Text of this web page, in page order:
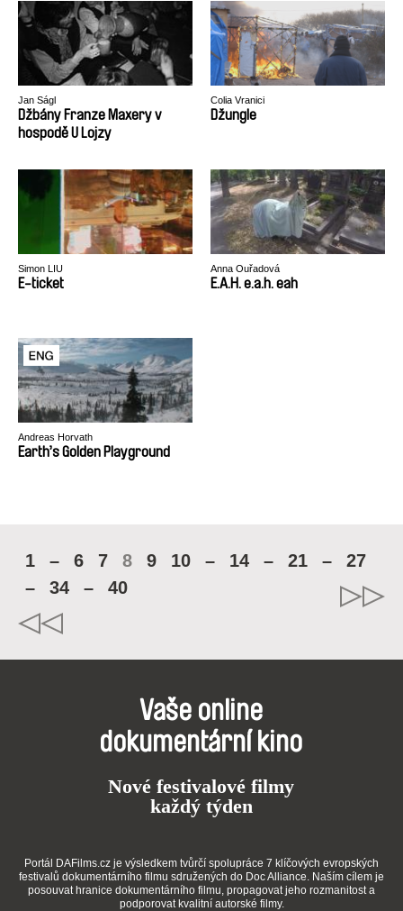
Jan Ságl
Džbány Franze Maxery v
hospodě U Lojzy
Colia Vranici
Džungle
Simon LIU
E-ticket
Anna Ouřadová
E.A.H. e.a.h. eah
Andreas Horvath
Earth’s Golden Playground
1 – 6 7 8 9 10 – 14 – 21 –
27
–
34 – 40
Vaše online
dokumentární kino
Nové festivalové filmy
každý týden
Portál DAFilms.cz je výsledkem tvůrčí spolupráce 7 klíčových evropských
festivalů dokumentárního filmu sdružených do Doc Alliance. Naším cílem je
posouvat hranice dokumentárního filmu, propagovat jeho rozmanitost a
podporovat kvalitní autorské filmy.